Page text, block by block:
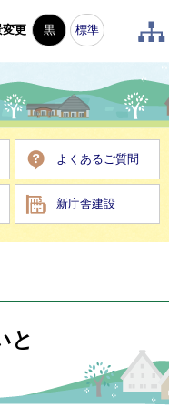
変更 黒 標準
よくあるご質問
新庁舎建設
と